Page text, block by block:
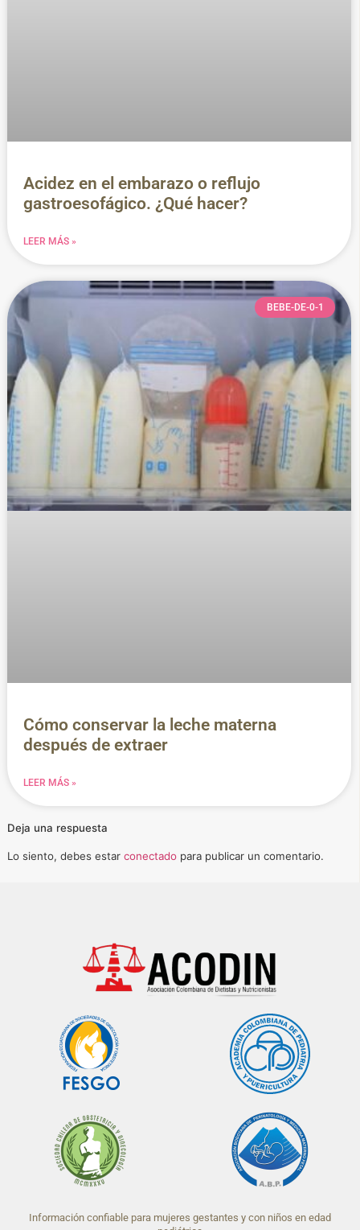
Acidez en el embarazo o reflujo
gastroesofágico. ¿Qué hacer?
LEER MÁS »
BEBE-DE-0-1
Cómo conservar la leche materna
después de extraer
LEER MÁS »
Deja una respuesta
Lo siento, debes estar conectado para publicar un comentario.
Información confiable para mujeres gestantes y con niños en edad